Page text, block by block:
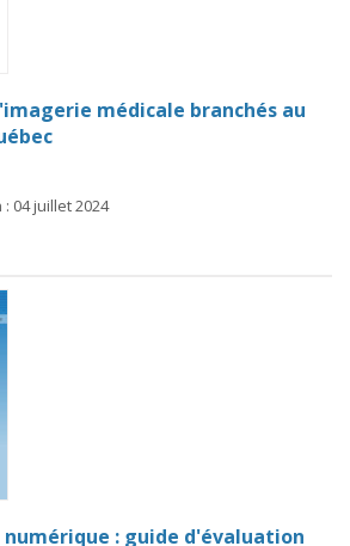
médicale branchés au
04 juillet 2024
: guide d'évaluation